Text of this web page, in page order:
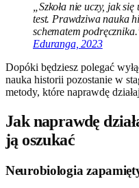
„Szkoła nie uczy, jak
test. Prawdziwa nauka
schematem
Eduranga, 2023
Dopóki będziesz polegać
nauka historii pozostanie w
metody, które naprawdę
Jak naprawdę
ją oszukać
Neurobiologia